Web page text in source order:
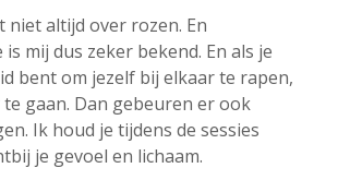
niet altijd over rozen. En
mij dus zeker bekend. En als je
bent om jezelf bij elkaar te rapen,
gaan. Dan gebeuren er ook
Ik houd je tijdens de sessies
je gevoel en lichaam.